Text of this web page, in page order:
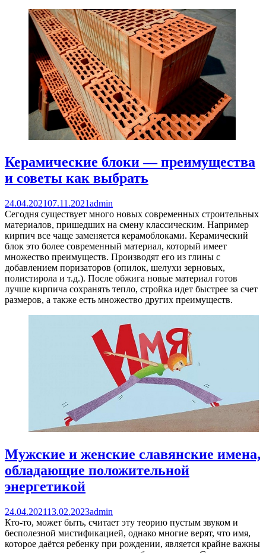
Керамические блоки — преимущества
и советы как выбрать
24.04.202107.11.2021admin
Сегодня существует много новых современных строительных
материалов, пришедших на смену классическим. Например
кирпич все чаще заменяется керамоблоками. Керамический
блок это более современный материал, который имеет
множество преимуществ. Производят его из глины с
добавлением поризаторов (опилок, шелухи зерновых,
полистирола и т.д.). После обжига новые материал готов
лучше кирпича сохранять тепло, стройка идет быстрее за счет
размеров, а также есть множество других преимуществ.
Мужские и женские славянские имена,
обладающие положительной
энергетикой
24.04.202113.02.2023admin
Кто-то, может быть, считает эту теорию пустым звуком и
бесполезной мистификацией, однако многие верят, что имя,
которое даётся ребенку при рождении, является крайне важны